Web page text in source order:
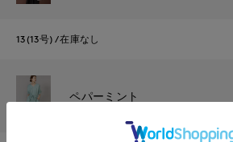
13(13号) 在庫なし
ペパーミント